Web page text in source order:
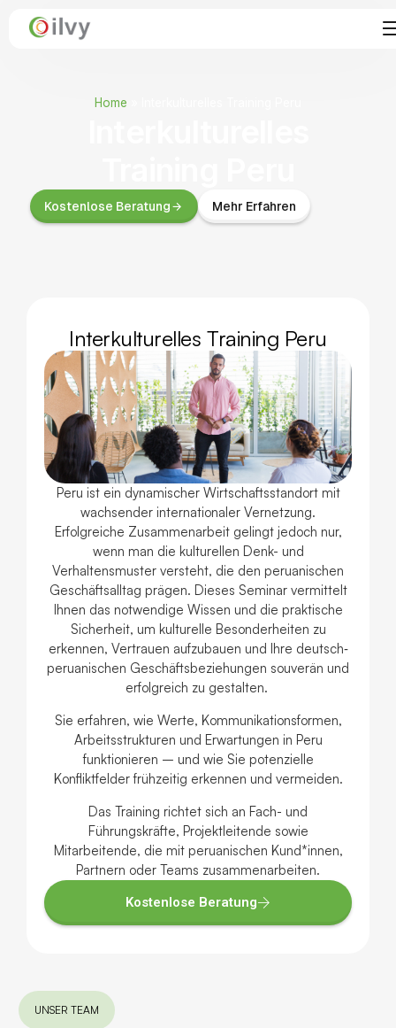
Home
Kostenlose Beratung Mehr Erfahren
Interkulturelles Training Peru​
Peru ist ein dynamischer Wirtschaftsstandort mit
wachsender internationaler Vernetzung.
Erfolgreiche Zusammenarbeit gelingt jedoch nur,
wenn man die kulturellen Denk- und
Verhaltensmuster versteht, die den peruanischen
Geschäftsalltag prägen. Dieses Seminar vermittelt
Ihnen das notwendige Wissen und die praktische
Sicherheit, um kulturelle Besonderheiten zu
erkennen, Vertrauen aufzubauen und Ihre deutsch‐
peruanischen Geschäftsbeziehungen souverän und
erfolgreich zu gestalten.
Sie erfahren, wie Werte, Kommunikationsformen,
Arbeitsstrukturen und Erwartungen in Peru
funktionieren – und wie Sie potenzielle
Konfliktfelder frühzeitig erkennen und vermeiden.
Das Training richtet sich an Fach- und
Führungskräfte, Projektleitende sowie
Mitarbeitende, die mit peruanischen Kund*innen,
Partnern oder Teams zusammenarbeiten.
Kostenlose Beratung
UNSER TEAM